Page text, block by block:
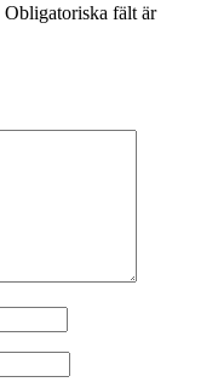
Obligatoriska fält är